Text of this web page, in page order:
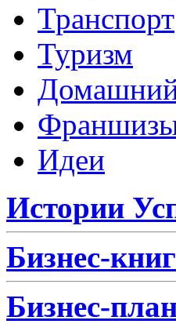
Транспорт
Туризм
Идеи
Истории
Бизнес-
Бизнес-